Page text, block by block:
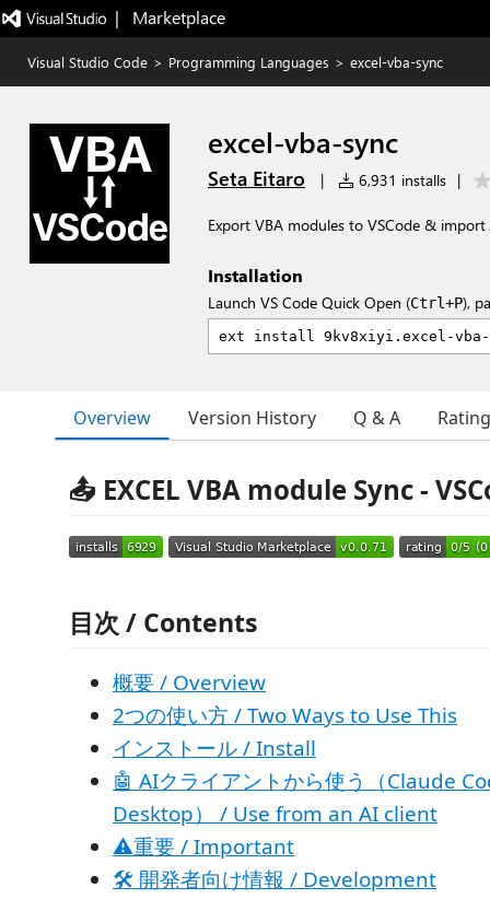
|   Marketplace
Visual Studio Code > Programming Languages > excel-vba-sync
excel-vba-sync
Seta Eitaro | 6,931 installs |
Export VBA modules to VSCode & import
Installation
Launch VS Code Quick Open (Ctrl+P),
Overview Version History Q & A
📤 EXCEL VBA module Sync -
目次 / Contents
概要 / Overview
2つの使い方 / Two Ways to Use This
インストール / Install
🤖 AIクライアントから使う（Claude
Desktop） / Use from an AI client
⚠重要 / Important
🛠 開発者向け情報 / Development